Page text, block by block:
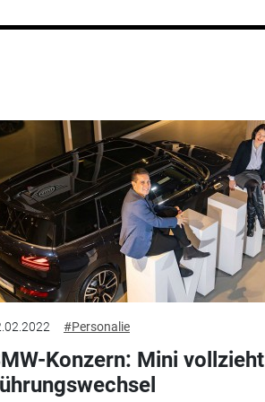
#Personalie
Konzern: Mini vollzieht